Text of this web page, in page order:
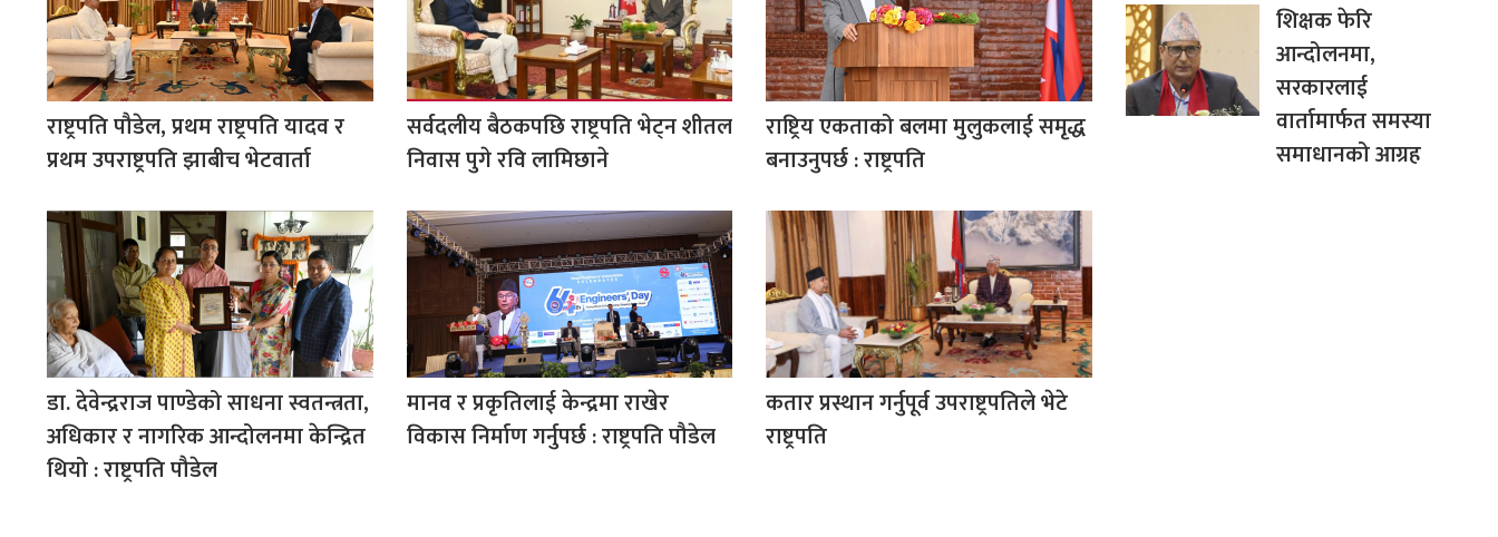
राष्ट्रपति पौडेल, प्रथम राष्ट्रपति यादव र
प्रथम उपराष्ट्रपति झाबीच भेटवार्ता
सर्वदलीय बैठकपछि राष्ट्रपति भेट्न शीतल
निवास पुगे रवि लामिछाने
राष्ट्रिय एकताको बलमा मुलुकलाई समृद्ध
बनाउनुपर्छ : राष्ट्रपति
डा. देवेन्द्रराज पाण्डेको साधना स्वतन्त्रता,
अधिकार र नागरिक आन्दोलनमा केन्द्रित
थियो : राष्ट्रपति पौडेल
मानव र प्रकृतिलाई केन्द्रमा राखेर
विकास निर्माण गर्नुपर्छ : राष्ट्रपति पौडेल
कतार प्रस्थान गर्नुपूर्व उपराष्ट्रपतिले भेटे
राष्ट्रपति
शिक्षक फेरि
आन्दोलनमा,
सरकारलाई
वार्तामार्फत समस्या
समाधानको आग्रह